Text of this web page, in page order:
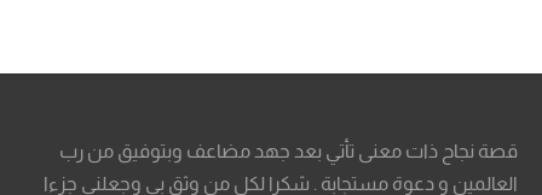
قصة نجاح ذات معنى تأتي بعد جهد مضاعف وبتوفيق من رب
العالمين و دعوة مستجابة . شكرا لكل من وثق بي وجعلني جزءا